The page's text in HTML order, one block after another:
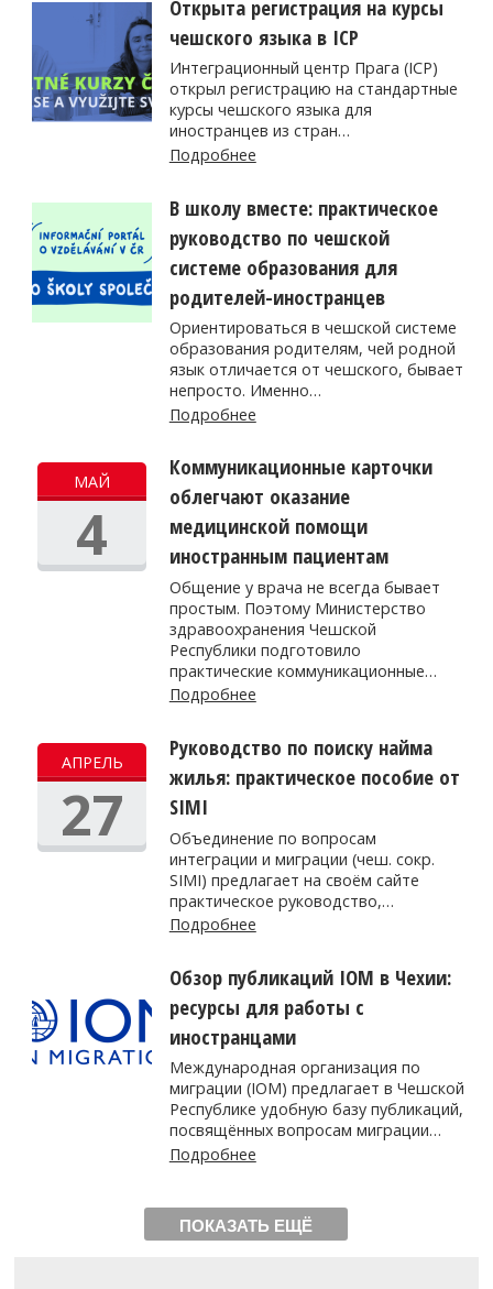
Открыта регистрация на курсы
чешского языка в ICP
Интеграционный центр Прага (ICP)
открыл регистрацию на стандартные
курсы чешского языка для
иностранцев из стран…
Подробнее
В школу вместе: практическое
руководство по чешской
системе образования для
родителей-иностранцев
Ориентироваться в чешской системе
образования родителям, чей родной
язык отличается от чешского, бывает
непросто. Именно…
Подробнее
МАЙ
4
Коммуникационные карточки
облегчают оказание
медицинской помощи
иностранным пациентам
Общение у врача не всегда бывает
простым. Поэтому Министерство
здравоохранения Чешской
Республики подготовило
практические коммуникационные…
Подробнее
АПРЕЛЬ
27
Руководство по поиску найма
жилья: практическое пособие от
SIMI
Объединение по вопросам
интеграции и миграции (чеш. сокр.
SIMI) предлагает на своём сайте
практическое руководство,…
Подробнее
Обзор публикаций IOM в Чехии:
ресурсы для работы с
иностранцами
Международная организация по
миграции (IOM) предлагает в Чешской
Республике удобную базу публикаций,
посвящённых вопросам миграции…
Подробнее
ПОКАЗАТЬ ЕЩЁ